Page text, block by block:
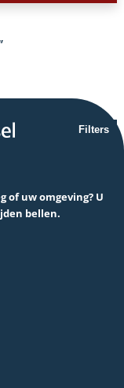
Filters
of uw omgeving? U
bellen.